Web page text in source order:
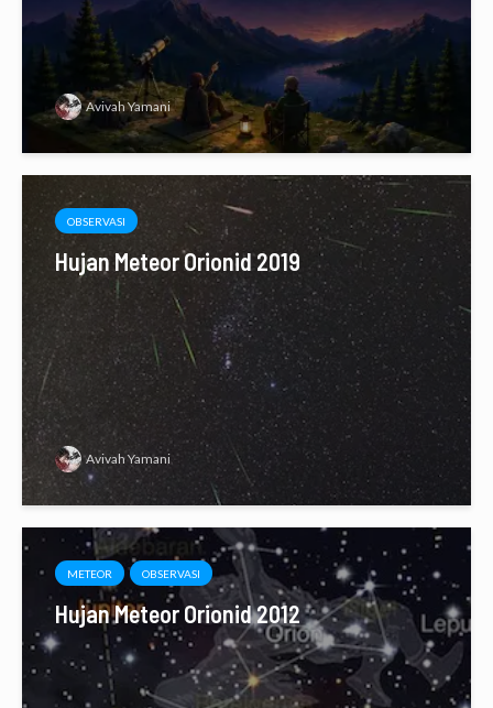
Avivah Yamani
OBSERVASI
Hujan Meteor Orionid 2019
Avivah Yamani
METEOR OBSERVASI
Hujan Meteor Orionid 2012